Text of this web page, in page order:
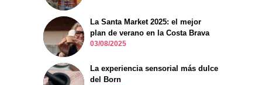
La Santa Market 2025: el mejor
plan de verano en la Costa Brava
03/08/2025
La experiencia sensorial más dulce
del Born